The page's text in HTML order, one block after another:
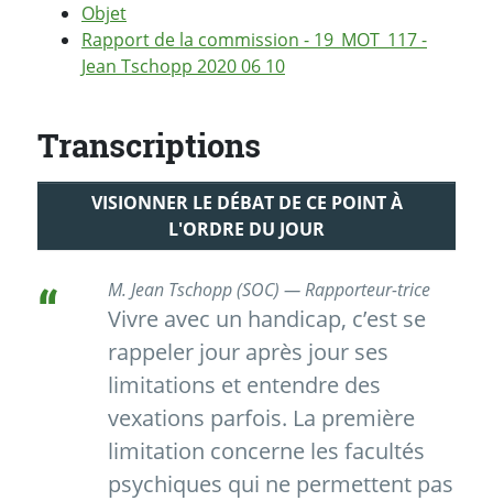
Objet
Rapport de la commission - 19_MOT_117 -
Jean Tschopp 2020 06 10
Transcriptions
VISIONNER LE DÉBAT DE CE POINT À
L'ORDRE DU JOUR
M. Jean Tschopp (SOC) — Rapporteur-trice
Vivre avec un handicap, c’est se
rappeler jour après jour ses
limitations et entendre des
vexations parfois. La première
limitation concerne les facultés
psychiques qui ne permettent pas